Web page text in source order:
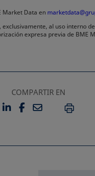
Market Data en
al uso interno
expresa previa de BME
COMPARTIR EN
LINKEDIN
SE ABRE EN
FACEBOOK
SE ABRE EN
EMAIL